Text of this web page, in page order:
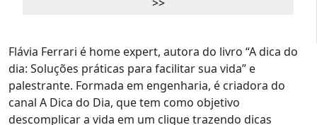
Flávia Ferrari é home expert, autora do livro “A dica do
dia: Soluções práticas para facilitar sua vida” e
palestrante. Formada em engenharia, é criadora do
canal A Dica do Dia, que tem como objetivo
descomplicar a vida em um clique trazendo dicas